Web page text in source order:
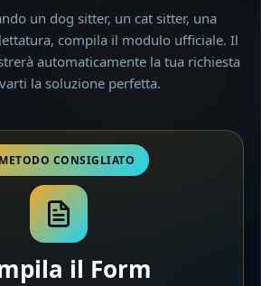
un dog sitter, un cat sitter, una
compila il modulo ufficiale. Il
automaticamente la tua richiesta
la soluzione perfetta.
il Form